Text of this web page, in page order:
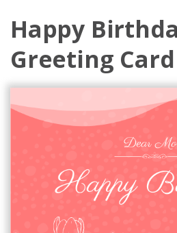
Happy
Greeting Card